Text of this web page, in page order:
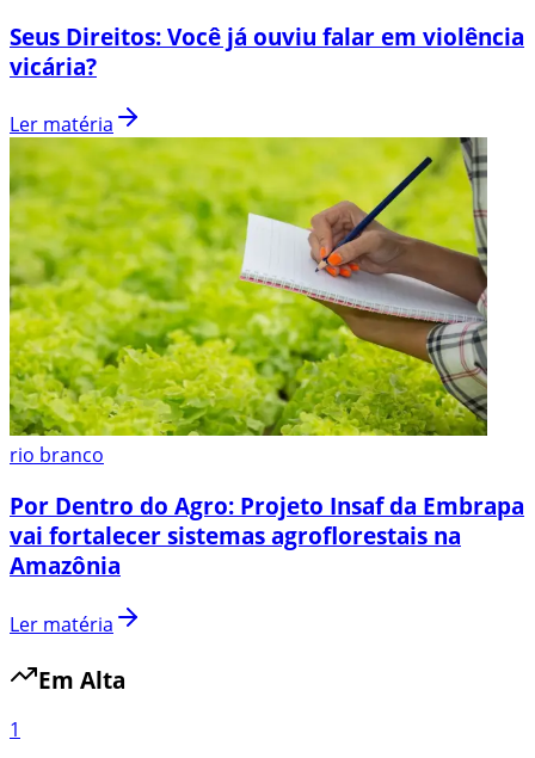
Seus Direitos: Você já ouviu falar em violência
vicária?
Ler matéria
rio branco
Por Dentro do Agro: Projeto Insaf da Embrapa
vai fortalecer sistemas agroflorestais na
Amazônia
Ler matéria
Em Alta
1